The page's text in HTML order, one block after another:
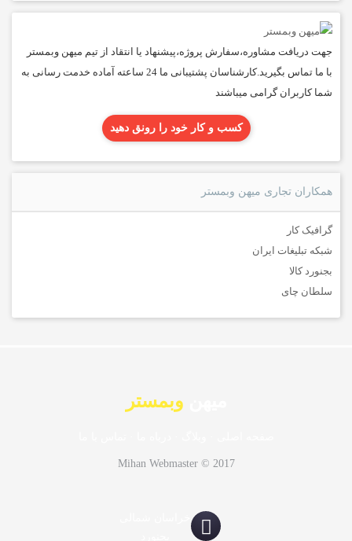
جهت دریافت مشاوره،سفارش پروژه،پیشنهاد یا انتقاد از تیم میهن وبمستر
با ما تماس بگیرید.کارشناسان پشتیبانی ما 24 ساعته آماده خدمت رسانی به
شما کاربران گرامی میباشند
کسب و کار خود را رونق دهید
همکاران تجاری میهن وبمستر
گرافیک کار
شبکه تبلیغات ایران
بجنورد کالا
سلطان چای
وبمستر
Mihan Webmaster © 2017